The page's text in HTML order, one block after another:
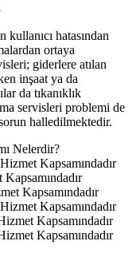
kullanıcı hatasından
ortaya
giderlere atılan
inşaat ya da
da tıkanıklık
servisleri problemi de
halledilmektedir.
Nelerdir?
Kapsamındadır
Kapsamındadır
Kapsamındadır
Kapsamındadır
Kapsamındadır